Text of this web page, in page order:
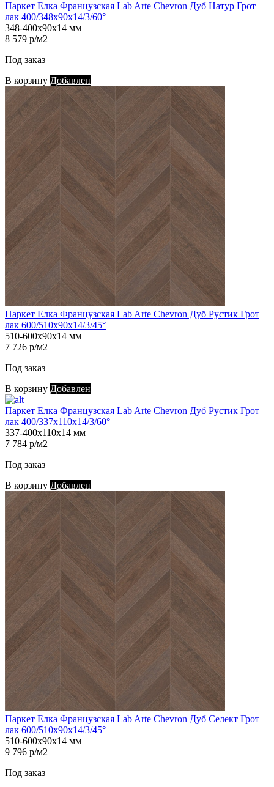
Паркет Елка Французская Lab Arte Chevron Дуб Натур Грот
лак 400/348х90х14/3/60°
348-400х90х14 мм
8 579 р/м2
Под заказ
В корзину Добавлен
Паркет Елка Французская Lab Arte Chevron Дуб Рустик Грот
лак 600/510х90х14/3/45°
510-600х90х14 мм
7 726 р/м2
Под заказ
В корзину Добавлен
Паркет Елка Французская Lab Arte Chevron Дуб Рустик Грот
лак 400/337х110х14/3/60°
337-400х110х14 мм
7 784 р/м2
Под заказ
В корзину Добавлен
Паркет Елка Французская Lab Arte Chevron Дуб Селект Грот
лак 600/510х90х14/3/45°
510-600х90х14 мм
9 796 р/м2
Под заказ